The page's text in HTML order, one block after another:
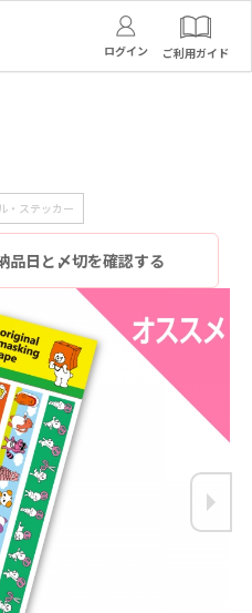
ログイン ご利用ガイド
・ステッカー
品日と〆切を確認する